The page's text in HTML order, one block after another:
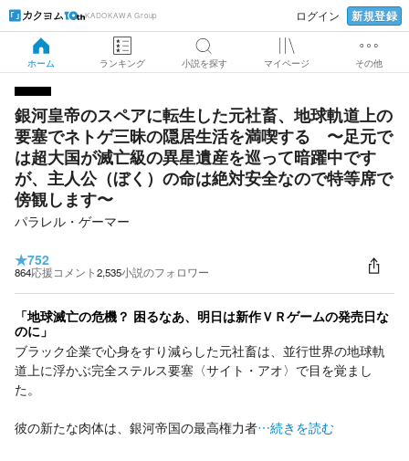
KADOKAWA Group ログイン 新規登録
ホーム ランキング 小説を探す マイページ その他
銀河皇帝のスペアに転生した元社畜、地球軌道上の
要塞でネトゲ三昧の隠居生活を満喫する 〜足元で
は超大国が滅亡級の異星遺産を巡って暗躍中です
が、主人公（ぼく）の命は絶対安全なので特等席で
傍観します〜
パラレル・ゲーマー
★752
864応援コメント2,535小説のフォロワー
「地球滅亡の危機？ 困るなあ、明日は新作ＶＲゲームの発売日な
のに」
ブラック企業で心身をすり減らした元社畜は、並行世界の地球軌
道上に浮かぶ完全ステルス要塞〈サイト・アオ〉で目を覚まし
た。
彼の新たな肉体は、銀河帝国の最高権力者…続きを読む